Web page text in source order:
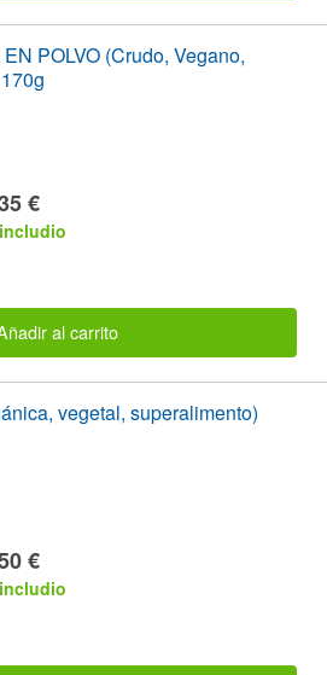
POLVO (Crudo, Vegano,
€
al carrito
vegetal, superalimento)
€